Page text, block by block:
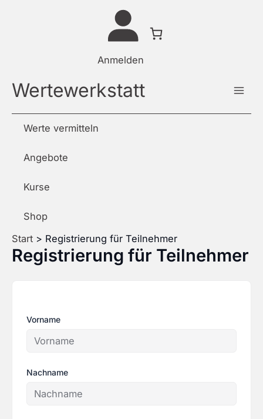
Anmelden
Wertewerkstatt
Werte vermitteln
Angebote
Kurse
Shop
Start
Registrierung für Teilnehmer
Registrierung für Teilnehmer
Vorname
Nachname